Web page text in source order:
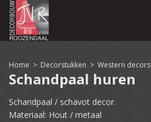
Home > Decorstukken > Western decors
Schandpaal huren
Schandpaal / schavot decor.
Materiaal: Hout / metaal